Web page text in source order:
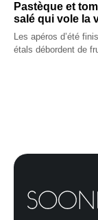
Pastèque et
salé qui vole la
Les apéros d’été
étals débordent de